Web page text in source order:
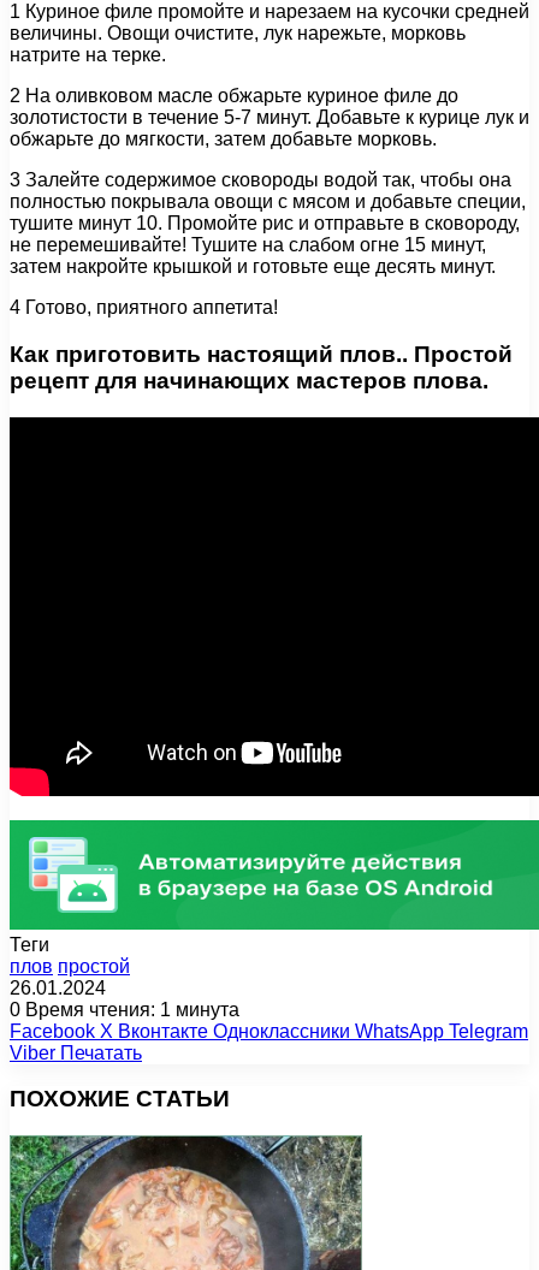
1 Куриное филе промойте и нарезаем на кусочки средней
величины. Овощи очистите, лук нарежьте, морковь
натрите на терке.
2 На оливковом масле обжарьте куриное филе до
золотистости в течение 5-7 минут. Добавьте к курице лук и
обжарьте до мягкости, затем добавьте морковь.
3 Залейте содержимое сковороды водой так, чтобы она
полностью покрывала овощи с мясом и добавьте специи,
тушите минут 10. Промойте рис и отправьте в сковороду,
не перемешивайте! Тушите на слабом огне 15 минут,
затем накройте крышкой и готовьте еще десять минут.
4 Готово, приятного аппетита!
Как приготовить настоящий плов.. Простой
рецепт для начинающих мастеров плова.
Теги
плов простой
26.01.2024
0 Время чтения: 1 минута
Facebook X Вконтакте Одноклассники WhatsApp Telegram
Viber Печатать
ПОХОЖИЕ СТАТЬИ